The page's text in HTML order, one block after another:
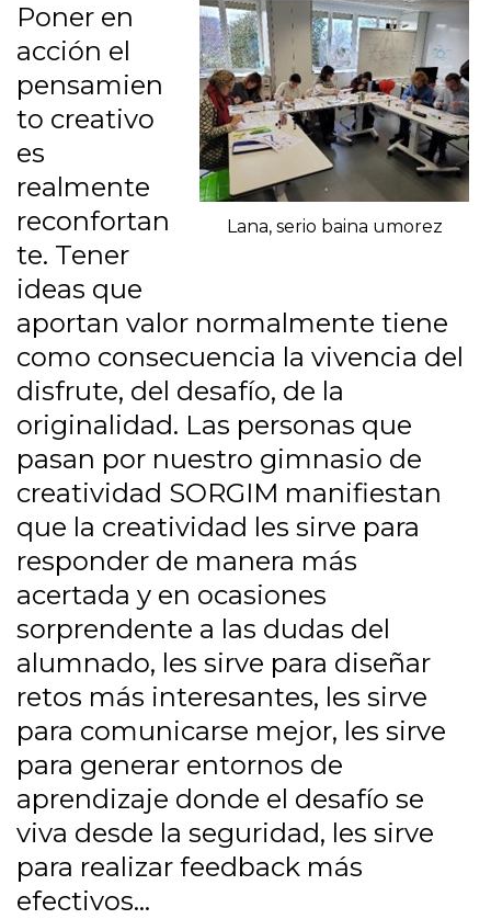
Lana, serio baina umorez
​​​​​​​Poner en
acción el
pensamien
to creativo
es
realmente
reconfortan
te. Tener
ideas que
aportan valor normalmente tiene
como consecuencia la vivencia del
disfrute, del desafío, de la
originalidad. Las personas que
pasan por nuestro gimnasio de
creatividad SORGIM manifiestan
que la creatividad les sirve para
responder de manera más
acertada y en ocasiones
sorprendente a las dudas del
alumnado, les sirve para diseñar
retos más interesantes, les sirve
para comunicarse mejor, les sirve
para generar entornos de
aprendizaje donde el desafío se
viva desde la seguridad, les sirve
para realizar feedback más
efectivos…